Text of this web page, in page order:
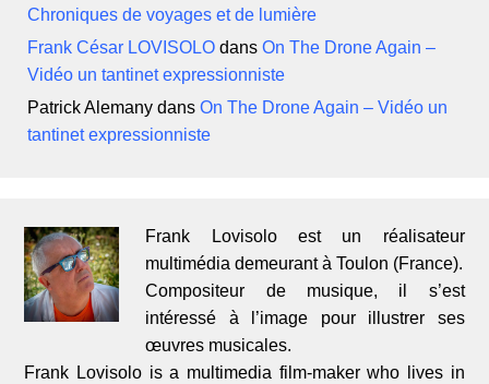
Chroniques de voyages et de lumière
Frank César LOVISOLO dansOn The Drone Again –
Vidéo un tantinet expressionniste
Patrick Alemany dansOn The Drone Again – Vidéo un
tantinet expressionniste
Frank Lovisolo est un réalisateur
multimédia demeurant à Toulon (France).
Compositeur de musique, il s’est
intéressé à l’image pour illustrer ses
œuvres musicales.
Frank Lovisolo is a multimedia film-maker who lives in